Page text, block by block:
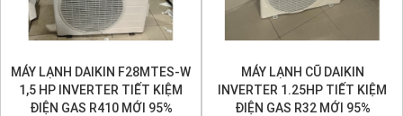
MÁY LẠNH DAIKIN F28MTES-W
1,5 HP INVERTER TIẾT KIỆM
ĐIỆN GAS R410 MỚI 95%
MÁY LẠNH CŨ DAIKIN
INVERTER 1.25HP TIẾT KIỆM
ĐIỆN GAS R32 MỚI 95%